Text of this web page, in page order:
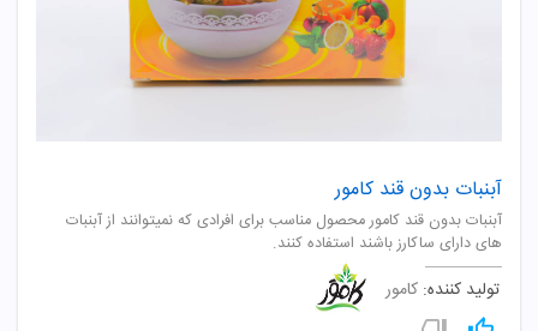
آبنبات بدون قند کامور
آبنبات بدون قند کامور محصول مناسب برای افرادی که نمیتوانند از آبنبات
های دارای ساکارز باشند استفاده کنند.
تولید کننده: کامور